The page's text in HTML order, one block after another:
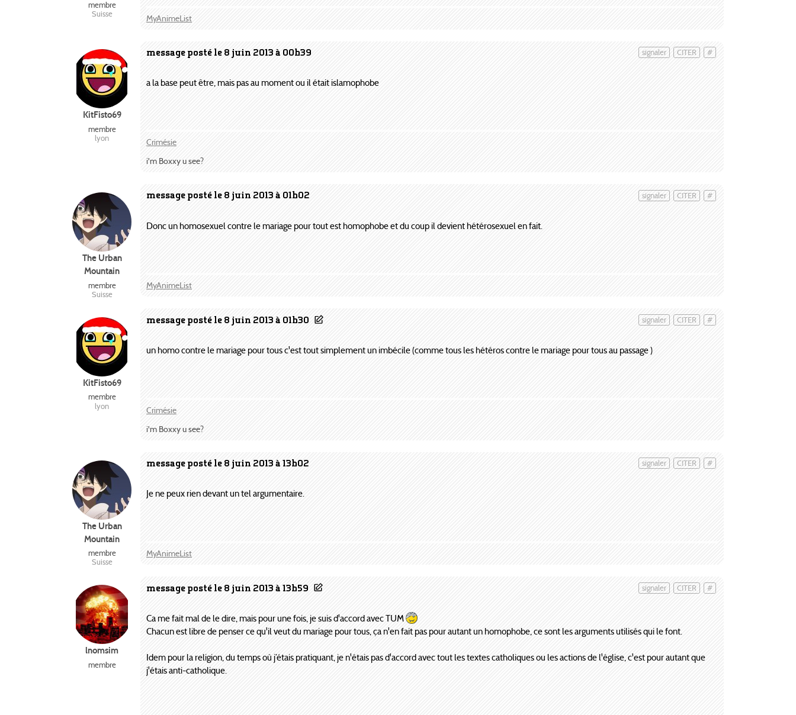
membre
Suisse
MyAnimeList
message posté le 8 juin 2013 à 00h39 #
CITER
signaler
KitFisto69
membre
lyon
a la base peut être, mais pas au moment ou il était islamophobe
Crimésie
i'm Boxxy u see?
message posté le 8 juin 2013 à 01h02 #
CITER
signaler
The Urban
Mountain
membre
Suisse
Donc un homosexuel contre le mariage pour tout est homophobe et du coup il devient hétérosexuel en fait.
MyAnimeList
message posté le 8 juin 2013 à 01h30 #
CITER
signaler
KitFisto69
membre
lyon
un homo contre le mariage pour tous c'est tout simplement un imbécile (comme tous les hétéros contre le mariage pour tous au passage )
Crimésie
i'm Boxxy u see?
message posté le 8 juin 2013 à 13h02 #
CITER
signaler
The Urban
Mountain
membre
Suisse
Je ne peux rien devant un tel argumentaire.
MyAnimeList
message posté le 8 juin 2013 à 13h59 #
CITER
signaler
lnomsim
membre
Ca me fait mal de le dire, mais pour une fois, je suis d'accord avec TUM
Chacun est libre de penser ce qu'il veut du mariage pour tous, ça n'en fait pas pour autant un homophobe, ce sont les arguments utilisés qui le font.
Idem pour la religion, du temps où j’étais pratiquant, je n'étais pas d'accord avec tout les textes catholiques ou les actions de l'église, c'est pour autant que
j'étais anti-catholique.